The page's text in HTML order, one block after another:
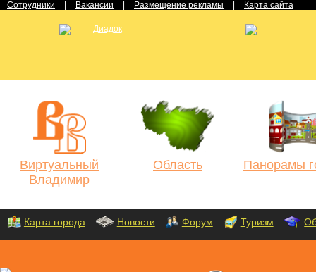
Сотрудники Вакансии Размещение рекламы Карта сайта
Виртуальный
Владимир
Область Панорамы
Карта города Новости Форум Туризм